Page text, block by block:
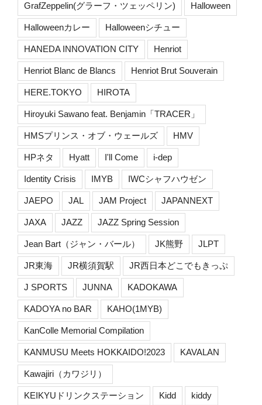
GrafZeppelin(グラーフ・ツェッペリン) Halloween
Halloweenカレー Halloweenシチュー
HANEDA INNOVATION CITY Henriot
Henriot Blanc de Blancs Henriot Brut Souverain
HERE.TOKYO HIROTA
Hiroyuki Sawano feat. Benjamin「TRACER」
HMSプリンス・オブ・ウェールズ HMV
HPネタ Hyatt I'll Come i-dep
Identity Crisis IMYB IWCシャフハウゼン
JAEPO JAL JAM Project JAPANNEXT
JAXA JAZZ JAZZ Spring Session
Jean Bart（ジャン・バール） JK熊野 JLPT
JR東海 JR横須賀駅 JR西日本どこでもきっぷ
J SPORTS JUNNA KADOKAWA
KADOYA no BAR KAHO(1MYB)
KanColle Memorial Compilation
KANMUSU Meets HOKKAIDO!2023 KAVALAN
Kawajiri（カワジリ）
KEIKYUドリンクステーション Kidd kiddy